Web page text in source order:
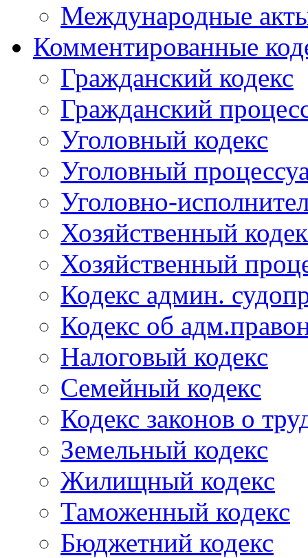
Международные
Комментированные
Гражданский кодекс
Гражданский
Уголовный кодекс
Уголовный
Уголовно-
Хозяйственный
Хозяйственный
Кодекс админ.
Кодекс об
Налоговый кодекс
Семейный кодекс
Кодекс законов о
Земельный кодекс
Жилищный кодекс
Таможенный кодекс
Бюджетний кодекс